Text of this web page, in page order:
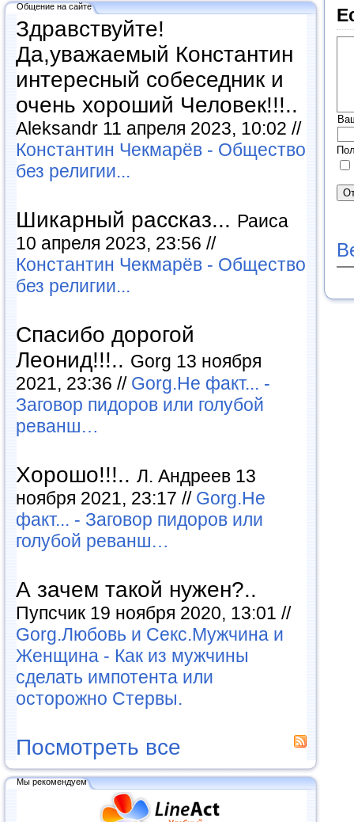
Общение на сайте
Здравствуйте!
Да,уважаемый Константин
интересный собеседник и
очень хороший Человек!!!..
Aleksandr 11 апреля 2023, 10:02 //
Константин Чекмарёв - Общество
без религии...
Шикарный рассказ... Раиса
10 апреля 2023, 23:56 //
Константин Чекмарёв - Общество
без религии...
Спасибо дорогой
Леонид!!!.. Gorg 13 ноября
2021, 23:36 // Gorg.Не факт... -
Заговор пидоров или голубой
реванш…
Хорошо!!!.. Л. Андреев 13
ноября 2021, 23:17 // Gorg.Не
факт... - Заговор пидоров или
голубой реванш…
А зачем такой нужен?..
Пупсчик 19 ноября 2020, 13:01 //
Gorg.Любовь и Секс.Мужчина и
Женщина - Как из мужчины
сделать импотента или
осторожно Стервы.
Посмотреть все
Мы рекомендуем